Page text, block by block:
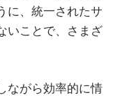
に、統一されたサ
いことで、さまざ
ながら効率的に情